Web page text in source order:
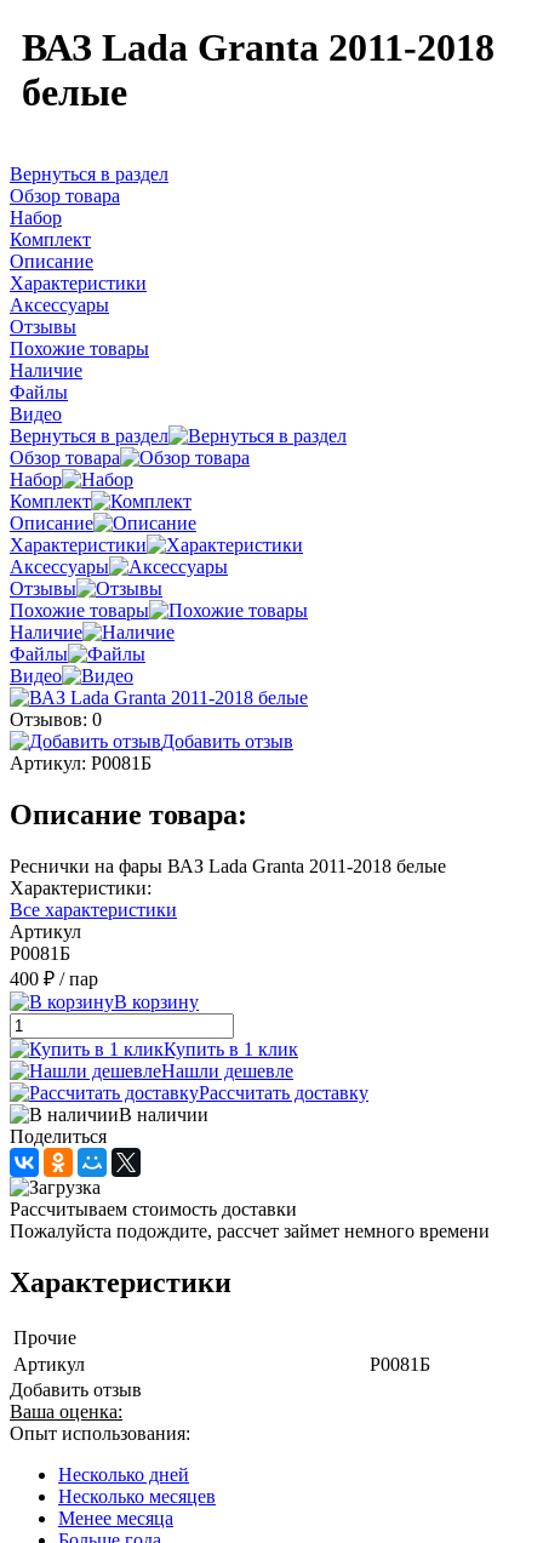
ВАЗ Lada Granta 2011-2018
белые
Вернуться в раздел
Обзор товара
Набор
Комплект
Описание
Характеристики
Аксессуары
Отзывы
Похожие товары
Наличие
Файлы
Видео
Вернуться в раздел
Обзор товара
Набор
Комплект
Описание
Характеристики
Аксессуары
Отзывы
Похожие товары
Наличие
Файлы
Видео
Отзывов: 0
Добавить отзыв
Артикул: Р0081Б
Описание товара:
Реснички на фары ВАЗ Lada Granta 2011-2018 белые
Характеристики:
Все характеристики
Артикул
Р0081Б
400 ₽ / пар
В корзину
Купить в 1 клик
Нашли дешевле
Рассчитать доставку
В наличии
Поделиться
Рассчитываем стоимость доставки
Пожалуйста подождите, рассчет займет немного времени
Характеристики
Прочие
Артикул
Р0081Б
Добавить отзыв
Ваша оценка:
Опыт использования:
Несколько дней
Несколько месяцев
Менее месяца